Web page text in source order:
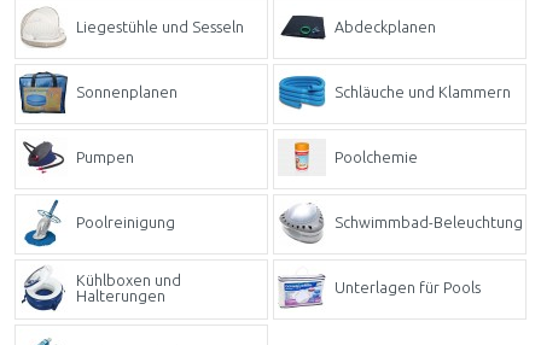
Liegestühle und Sesseln Abdeckplanen
Sonnenplanen Schläuche und Klammern
Pumpen Poolchemie
Poolreinigung Schwimmbad-Beleuchtung
Kühlboxen und
Halterungen
Unterlagen für Pools